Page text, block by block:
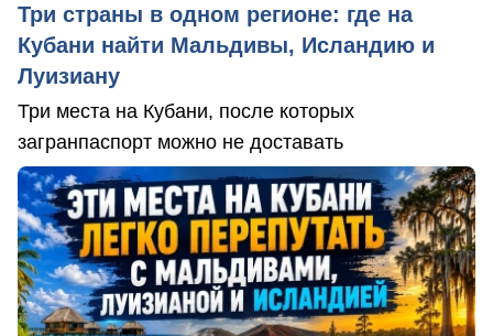
Три страны в одном регионе: где на
Кубани найти Мальдивы, Исландию и
Луизиану
Три места на Кубани, после которых
загранпаспорт можно не доставать